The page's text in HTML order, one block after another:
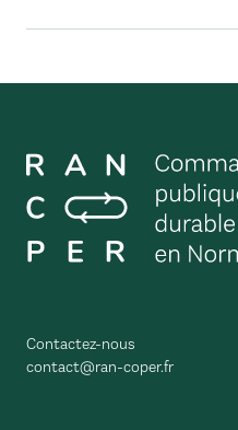
Contactez-nous
contact@ran-coper.fr